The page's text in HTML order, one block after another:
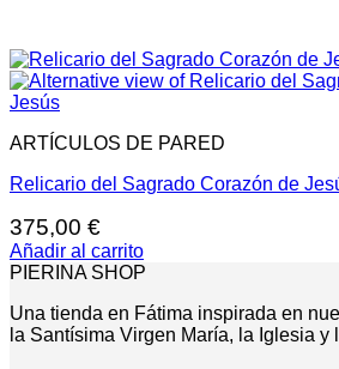
ARTÍCULOS DE PARED
Relicario del Sagrado Corazón de
375,00 €
Añadir al carrito
PIERINA SHOP
Una tienda en Fátima inspirada en
la Santísima Virgen María, la Iglesia y